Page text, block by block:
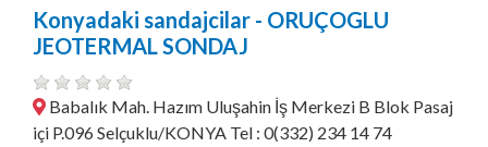
Konyadaki sandajcilar - ORUÇOGLU
JEOTERMAL SONDAJ
Babalık Mah. Hazım Uluşahin İş Merkezi B Blok Pasaj
içi P.096 Selçuklu/KONYA Tel : 0(332) 234 14 74